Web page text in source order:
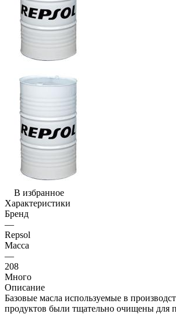
В избранное
Характеристики
Бренд
—
Repsol
Масса
—
208
Много
Описание
Базовые масла используемые в
продуктов были тщательно очищены для